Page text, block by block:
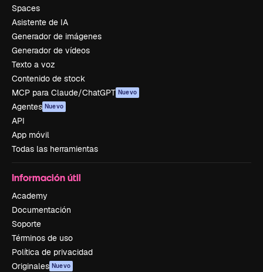
Spaces
Asistente de IA
Generador de imágenes
Generador de vídeos
Texto a voz
Contenido de stock
MCP para Claude/ChatGPT Nuevo
Agentes Nuevo
API
App móvil
Todas las herramientas
Información útil
Academy
Documentación
Soporte
Términos de uso
Política de privacidad
Originales Nuevo